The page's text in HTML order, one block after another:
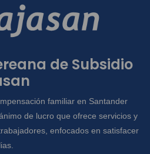
de Subsidio
familiar en Santander
de lucro que ofrece servicios y
enfocados en satisfacer